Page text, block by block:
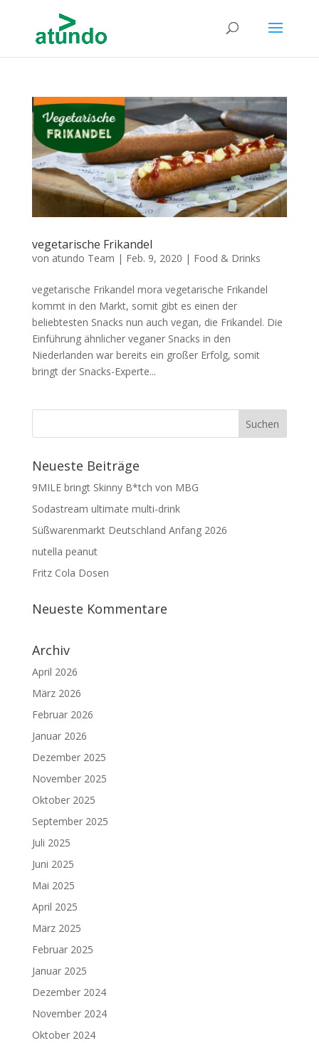
vegetarische Frikandel
von atundo Team | Feb. 9, 2020 | Food & Drinks
vegetarische Frikandel mora vegetarische Frikandel
kommt in den Markt, somit gibt es einen der
beliebtesten Snacks nun auch vegan, die Frikandel. Die
Einführung ähnlicher veganer Snacks in den
Niederlanden war bereits ein großer Erfolg, somit
bringt der Snacks-Experte...
Neueste Beiträge
9MILE bringt Skinny B*tch von MBG
Sodastream ultimate multi-drink
Süßwarenmarkt Deutschland Anfang 2026
nutella peanut
Fritz Cola Dosen
Neueste Kommentare
Archiv
April 2026
März 2026
Februar 2026
Januar 2026
Dezember 2025
November 2025
Oktober 2025
September 2025
Juli 2025
Juni 2025
Mai 2025
April 2025
März 2025
Februar 2025
Januar 2025
Dezember 2024
November 2024
Oktober 2024